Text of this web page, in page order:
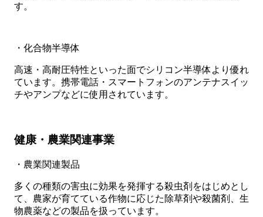
す。
・化合物半導体
高速・高耐圧特性といった面でシリコン半導体より優れ
ています。携帯電話・スマートフォンのアンテナスイッ
チやアンプなどに使用されています。
健康・農業関連事業
・農業関連製品
多くの種類の害虫に効果を発揮する殺虫剤をはじめとし
て、農家が育てている作物に応じた除草剤や殺菌剤、生
物農薬などの製品を扱っています。